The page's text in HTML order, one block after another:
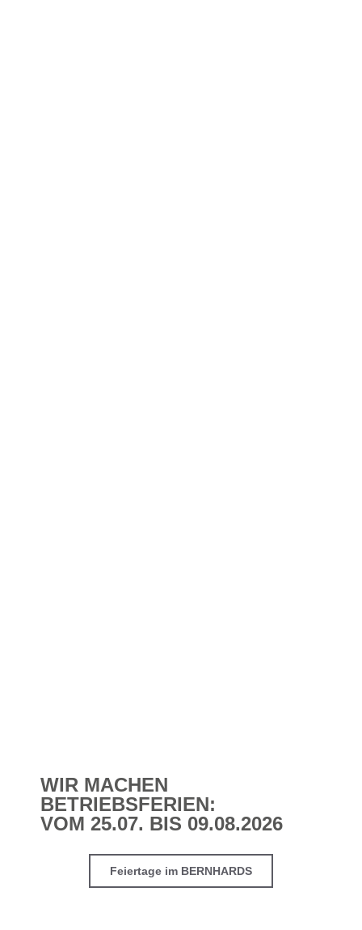
WIR MACHEN
BETRIEBSFERIEN:
VOM 25.07. BIS 09.08.2026
Feiertage im BERNHARDS